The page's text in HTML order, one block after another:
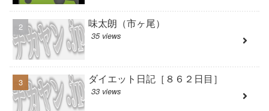
味太朗（市ヶ尾）
35 views
ダイエット日記［８６２日目］
33 views